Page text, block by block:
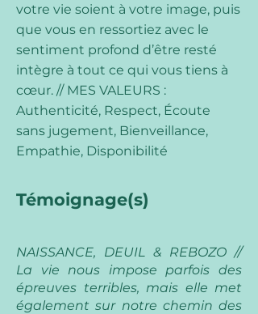
votre vie soient à votre image, puis
que vous en ressortiez avec le
sentiment profond d’être resté
intègre à tout ce qui vous tiens à
cœur. // MES VALEURS :
Authenticité, Respect, Écoute
sans jugement, Bienveillance,
Empathie, Disponibilité
Témoignage(s)
NAISSANCE, DEUIL & REBOZO //
La vie nous impose parfois des
épreuves terribles, mais elle met
également sur notre chemin des